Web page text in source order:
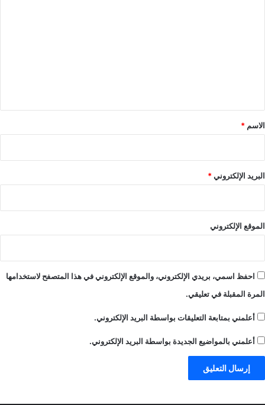
*
الاسم *
البريد الإلكتروني*
الموقع الإلكتروني
احفظ اسمي، بريدي الإلكتروني، والموقع الإلكتروني في هذا المتصفح لاستخدامها
المرة المقبلة في تعليقي.
أعلمني بمتابعة التعليقات بواسطة البريد الإلكتروني.
أعلمني بالمواضيع الجديدة بواسطة البريد الإلكتروني.